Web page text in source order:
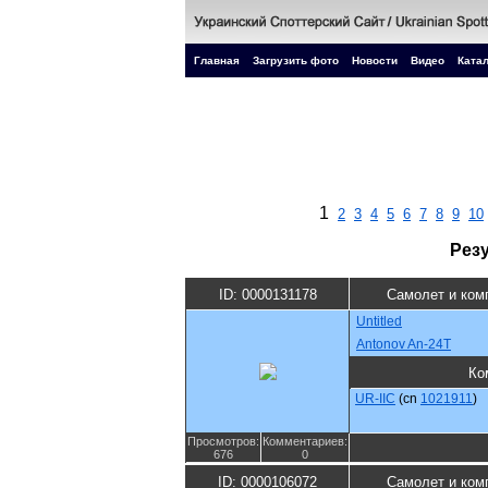
Главная Загрузить фото Новости Видео
1 2 3 4 5 6 7 8 9 10
ID: 0000131178 Самолет и
Untitled
Antonov An-24T
UR-IIC (cn 1021911)
Просмотров:
676
Комментариев:
0
ID: 0000106072 Самолет и